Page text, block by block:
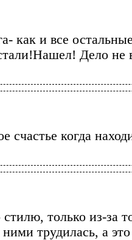
как и все
Дело не
счастье когда
только из-за
трудилась, а